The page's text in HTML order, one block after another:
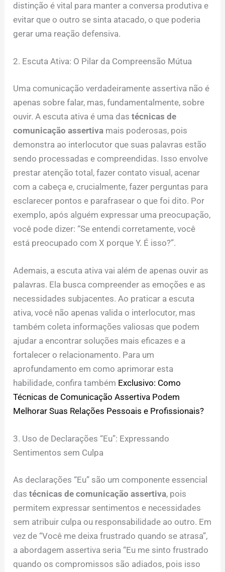
distinção é vital para manter a conversa produtiva e
evitar que o outro se sinta atacado, o que poderia
gerar uma reação defensiva.
2. Escuta Ativa: O Pilar da Compreensão Mútua
Uma comunicação verdadeiramente assertiva não é
apenas sobre falar, mas, fundamentalmente, sobre
ouvir. A escuta ativa é uma dastécnicas de
comunicação assertiva mais poderosas, pois
demonstra ao interlocutor que suas palavras estão
sendo processadas e compreendidas. Isso envolve
prestar atenção total, fazer contato visual, acenar
com a cabeça e, crucialmente, fazer perguntas para
esclarecer pontos e parafrasear o que foi dito. Por
exemplo, após alguém expressar uma preocupação,
você pode dizer: “Se entendi corretamente, você
está preocupado com X porque Y. É isso?”.
Ademais, a escuta ativa vai além de apenas ouvir as
palavras. Ela busca compreender as emoções e as
necessidades subjacentes. Ao praticar a escuta
ativa, você não apenas valida o interlocutor, mas
também coleta informações valiosas que podem
ajudar a encontrar soluções mais eficazes e a
fortalecer o relacionamento. Para um
aprofundamento em como aprimorar esta
habilidade, confira também Exclusivo: Como
Técnicas de Comunicação Assertiva Podem
Melhorar Suas Relações Pessoais e Profissionais?
3. Uso de Declarações “Eu”: Expressando
Sentimentos sem Culpa
As declarações “Eu” são um componente essencial
dastécnicas de comunicação assertiva, pois
permitem expressar sentimentos e necessidades
sem atribuir culpa ou responsabilidade ao outro. Em
vez de “Você me deixa frustrado quando se atrasa”,
a abordagem assertiva seria “Eu me sinto frustrado
quando os compromissos são adiados, pois isso